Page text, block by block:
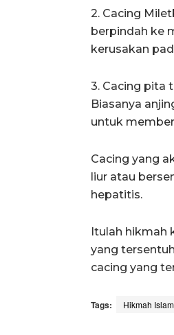
2. Cacing
berpindah ke
kerusakan
3. Cacing pita
Biasanya
untuk
Cacing yang
liur atau
hepatitis.
Itulah hikmah
yang
cacing yang
Tags: Hikmah